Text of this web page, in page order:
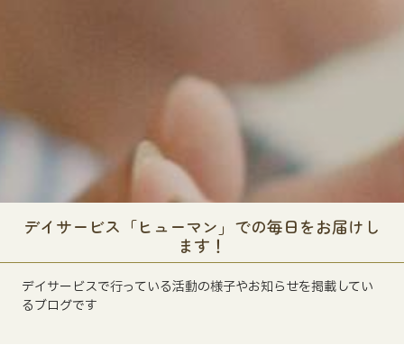
デイサービス「ヒューマン」での毎日をお届けし
ます！
デイサービスで行っている活動の様子やお知らせを掲載してい
るブログです